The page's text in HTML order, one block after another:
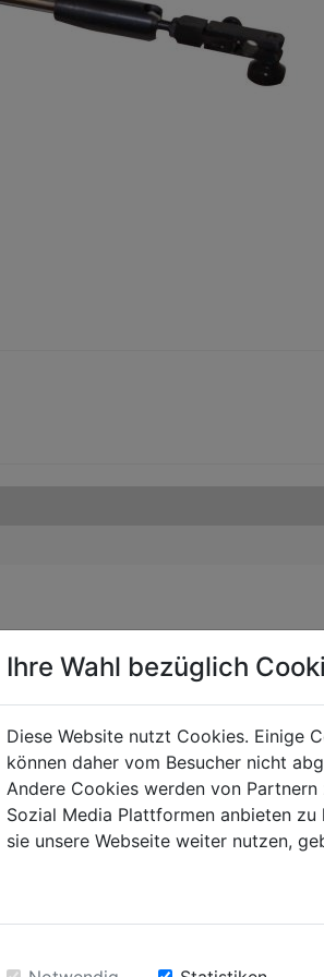
Ihre Wahl bezüglich
Diese Website nutzt Cookies. Einige
können daher vom Besucher nicht
Andere Cookies werden von
Sozial Media Plattformen anbieten
sie unsere Webseite weiter nutzen,